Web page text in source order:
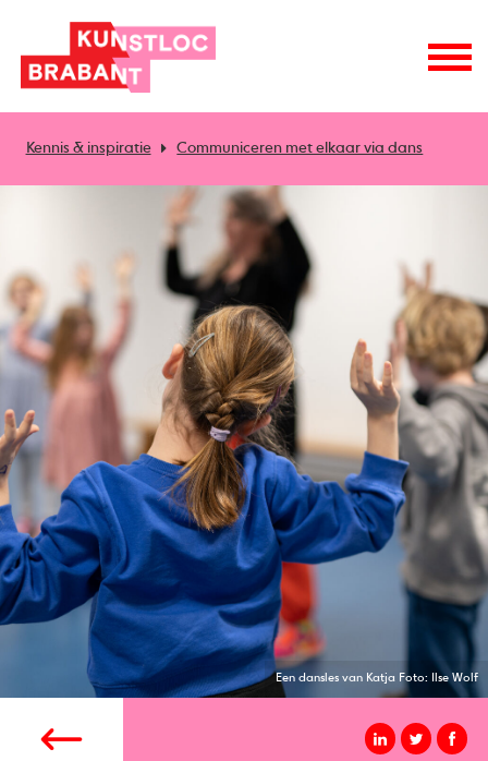
Kennis & inspiratie Communiceren met elkaar via dans
Een dansles van Katja Foto: Ilse Wolf